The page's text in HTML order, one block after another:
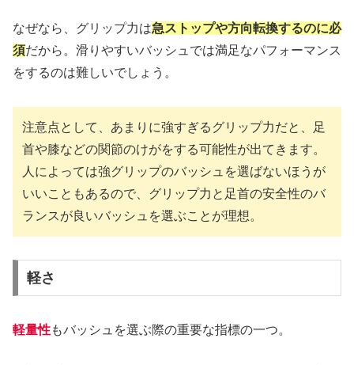
なぜなら、グリップ力は急ストップや方向転換するのに必
須だから。滑りやすいバッシュでは満足なパフォーマンス
をするのは難しいでしょう。
注意点として、あまりに強すぎるグリップ力だと、足
首や膝などの関節のけがをする可能性が出てきます。
人によっては強グリップのバッシュを選ばないほうが
いいこともあるので、グリップ力と足首の安全性のバ
ランスが良いバッシュを選ぶことが理想。
軽さ
軽量性もバッシュを選ぶ際の重要な指標の一つ。